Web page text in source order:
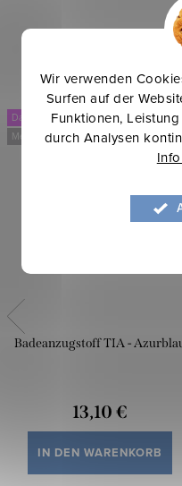
Wir verwenden
Surfen auf der
Funktionen,
durch Analysen
Dancing
Mehr für weniger
Badeanzugstoff TIA -
13,10 €
IN DEN WARENKORB